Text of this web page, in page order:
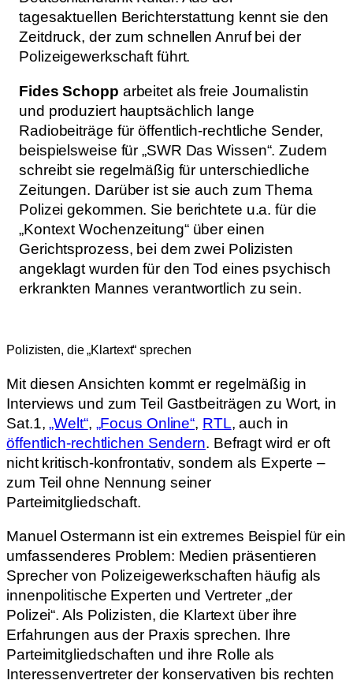
tagesaktuellen Berichterstattung kennt sie den
Zeitdruck, der zum schnellen Anruf bei der
Polizeigewerkschaft führt.
Fides Schopp arbeitet als freie Journalistin
und produziert hauptsächlich lange
Radiobeiträge für öffentlich-rechtliche Sender,
beispielsweise für „SWR Das Wissen“. Zudem
schreibt sie regelmäßig für unterschiedliche
Zeitungen. Darüber ist sie auch zum Thema
Polizei gekommen. Sie berichtete u.a. für die
„Kontext Wochenzeitung“ über einen
Gerichtsprozess, bei dem zwei Polizisten
angeklagt wurden für den Tod eines psychisch
erkrankten Mannes verantwortlich zu sein.
Polizisten, die „Klartext“ sprechen
Mit diesen Ansichten kommt er regelmäßig in
Interviews und zum Teil Gastbeiträgen zu Wort, in
Sat.1,„Welt“, „Focus Online“, RTL, auch in
öffentlich-rechtlichen Sendern. Befragt wird er oft
nicht kritisch-konfrontativ, sondern als Experte –
zum Teil ohne Nennung seiner
Parteimitgliedschaft.
Manuel Ostermann ist ein extremes Beispiel für ein
umfassenderes Problem: Medien präsentieren
Sprecher von Polizeigewerkschaften häufig als
innenpolitische Experten und Vertreter „der
Polizei“. Als Polizisten, die Klartext über ihre
Erfahrungen aus der Praxis sprechen. Ihre
Parteimitgliedschaften und ihre Rolle als
Interessenvertreter der konservativen bis rechten